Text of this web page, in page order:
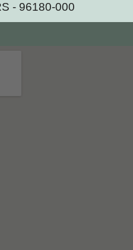
- 96180-000